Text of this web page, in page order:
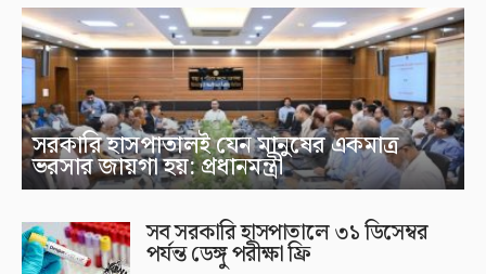
সরকারি হাসপাতালই যেন মানুষের একমাত্র
ভরসার জায়গা হয়: প্রধানমন্ত্রী
সব সরকারি হাসপাতালে ৩১ ডিসেম্বর
পর্যন্ত ডেঙ্গু পরীক্ষা ফ্রি